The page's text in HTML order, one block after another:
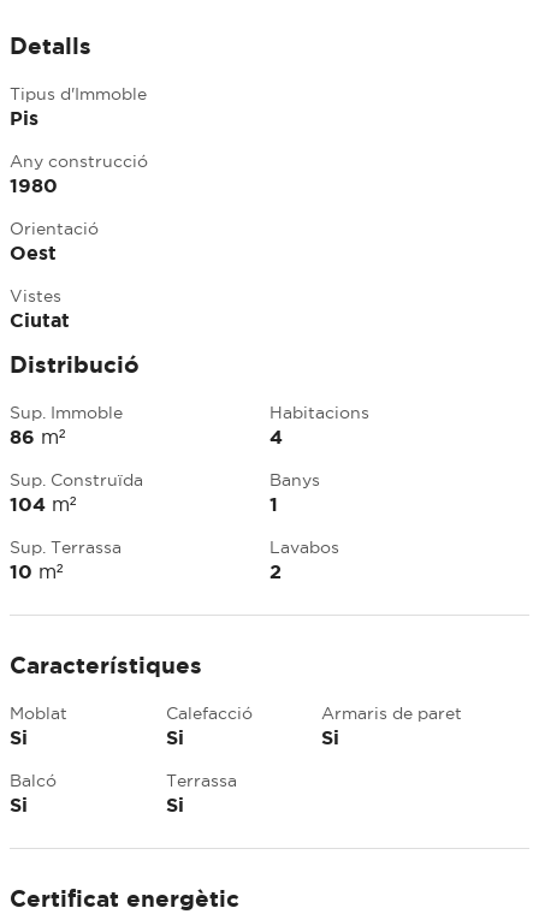
Detalls
Tipus d'Immoble
Pis
Any construcció
1980
Orientació
Oest
Vistes
Ciutat
Distribució
Sup. Immoble
86 m²
Sup. Construïda
104 m²
Sup. Terrassa
10 m²
Habitacions
4
Banys
1
Lavabos
2
Característiques
Moblat
Si
Calefacció
Si
Armaris de paret
Si
Balcó
Si
Terrassa
Si
Certificat energètic